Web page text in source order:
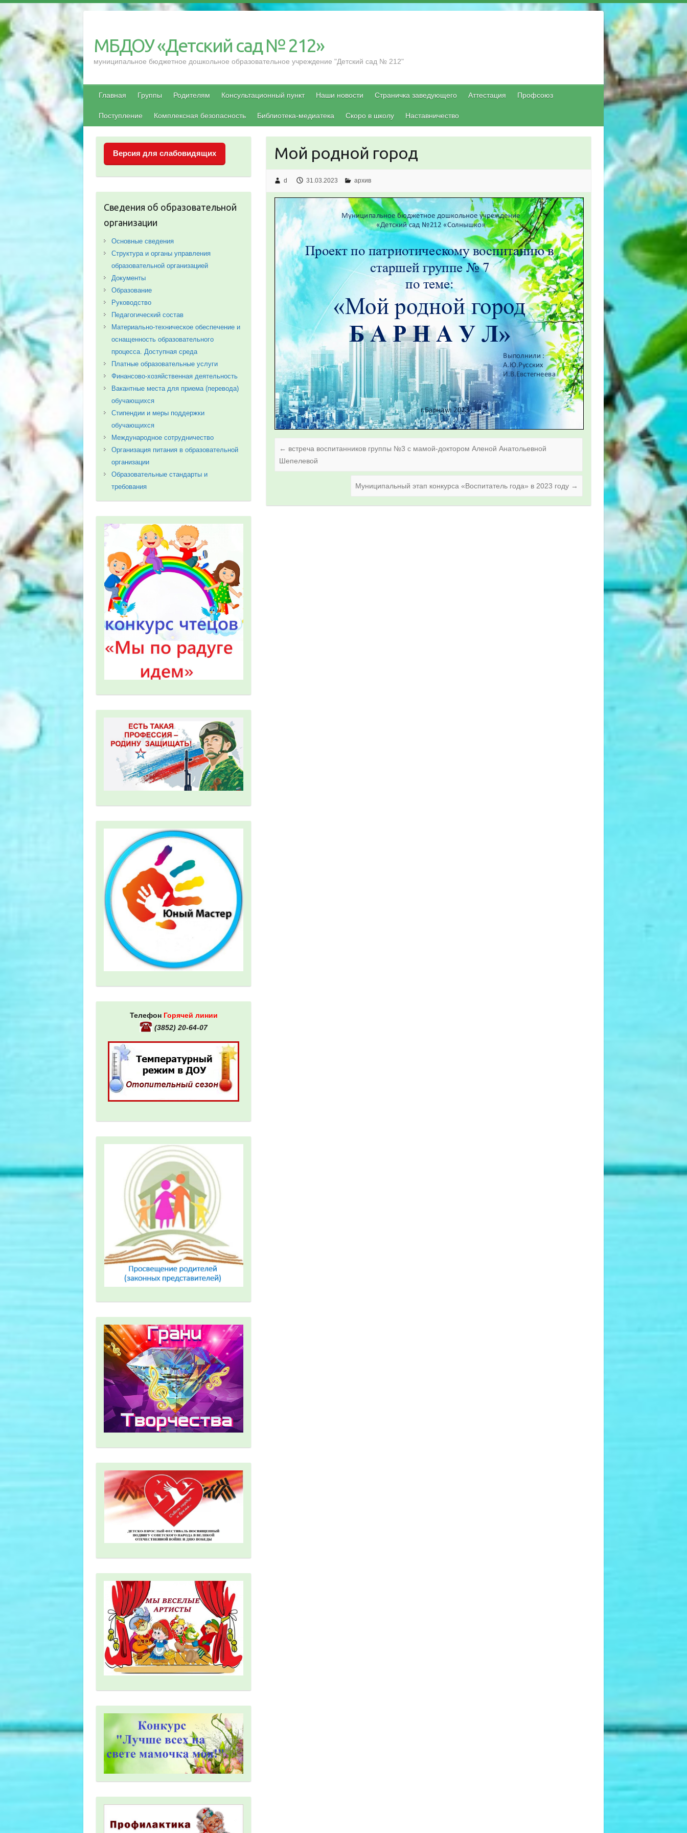
Перейти
к
содержимому
МБДОУ «Детский сад № 212»
муниципальное бюджетное дошкольное образовательное учреждение "Детский сад № 212"
Главная Группы Родителям Консультационный пункт Наши новости Страничка заведующего Аттестация Профсоюз
Поступление Комплексная безопасность Библиотека-медиатека Скоро в школу Наставничество
Мой родной город
d 31.03.2023 архив
← встреча воспитанников группы №3 с мамой-доктором Аленой Анатольевной
Шепелевой
Муниципальный этап конкурса «Воспитатель года» в 2023 году →
Версия для слабовидящих
Сведения об образовательной
организации
Основные сведения
Структура и органы управления
образовательной организацией
Документы
Образование
Руководство
Педагогический состав
Материально-техническое обеспечение и
оснащенность образовательного
процесса. Доступная среда
Платные образовательные услуги
Финансово-хозяйственная деятельность
Вакантные места для приема (перевода)
обучающихся
Стипендии и меры поддержки
обучающихся
Международное сотрудничество
Организация питания в образовательной
организации
Образовательные стандарты и
требования
Телефон Горячей линии
(3852) 20-64-07